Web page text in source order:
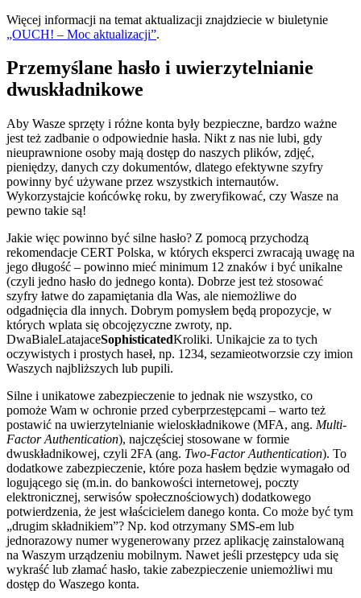
Więcej informacji na temat aktualizacji znajdziecie w biuletynie
„OUCH! – Moc aktualizacji”.
Przemyślane hasło i uwierzytelnianie
dwuskładnikowe
Aby Wasze sprzęty i różne konta były bezpieczne, bardzo ważne
jest też zadbanie o odpowiednie hasła. Nikt z nas nie lubi, gdy
nieuprawnione osoby mają dostęp do naszych plików, zdjęć,
pieniędzy, danych czy dokumentów, dlatego efektywne szyfry
powinny być używane przez wszystkich internautów.
Wykorzystajcie końcówkę roku, by zweryfikować, czy Wasze na
pewno takie są!
Jakie więc powinno być silne hasło? Z pomocą przychodzą
rekomendacje CERT Polska, w których eksperci zwracają uwagę na
jego długość – powinno mieć minimum 12 znaków i być unikalne
(czyli jedno hasło do jednego konta). Dobrze jest też stosować
szyfry łatwe do zapamiętania dla Was, ale niemożliwe do
odgadnięcia dla innych. Dobrym pomysłem będą propozycje, w
których wplata się obcojęzyczne zwroty, np.
DwaBialeLatajaceSophisticatedKroliki. Unikajcie za to tych
oczywistych i prostych haseł, np. 1234, sezamieotworzsie czy imion
Waszych najbliższych lub pupili.
Silne i unikatowe zabezpieczenie to jednak nie wszystko, co
pomoże Wam w ochronie przed cyberprzestępcami – warto też
postawić na uwierzytelnianie wieloskładnikowe (MFA, ang. Multi-
Factor Authentication), najczęściej stosowane w formie
dwuskładnikowej, czyli 2FA (ang. Two-Factor Authentication). To
dodatkowe zabezpieczenie, które poza hasłem będzie wymagało od
logującego się (m.in. do bankowości internetowej, poczty
elektronicznej, serwisów społecznościowych) dodatkowego
potwierdzenia, że jest właścicielem danego konta. Co może być tym
„drugim składnikiem”? Np. kod otrzymany SMS-em lub
jednorazowy numer wygenerowany przez aplikację zainstalowaną
na Waszym urządzeniu mobilnym. Nawet jeśli przestępcy uda się
wykraść lub złamać hasło, takie zabezpieczenie uniemożliwi mu
dostęp do Waszego konta.